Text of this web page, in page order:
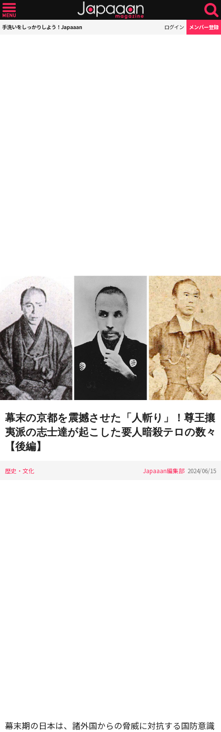
手洗いをしっかりしよう！Japaaan ログイン メンバー登録
幕末の京都を震撼させた「人斬り」！尊王攘
夷派の志士達が起こした要人暗殺テロの数々
【後編】
歴史・文化 Japaaan編集部 2024/06/15
幕末期の日本は、諸外国からの脅威に対抗する国防意識